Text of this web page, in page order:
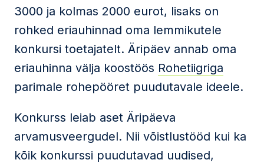
3000 ja kolmas 2000 eurot, lisaks on
rohked eriauhinnad oma lemmikutele
konkursi toetajatelt. Äripäev annab oma
eriauhinna välja koostöös Rohetiigriga
parimale rohepööret puudutavale ideele.
Konkurss leiab aset Äripäeva
arvamusveergudel. Nii võistlustööd kui ka
kõik konkurssi puudutavad uudised,